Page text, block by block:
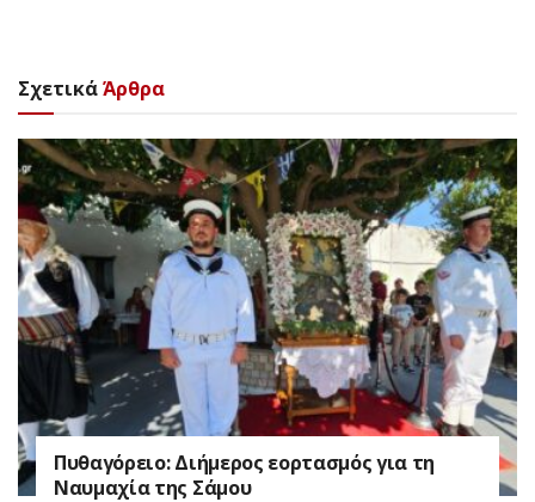
ΣχετικάΆρθρα
Πυθαγόρειο: Διήμερος εορτασμός για τη
Ναυμαχία της Σάμου